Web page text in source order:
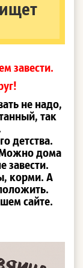
завести.
не надо,
так
детства.
Можно дома
завести.
корми. А
сайте.